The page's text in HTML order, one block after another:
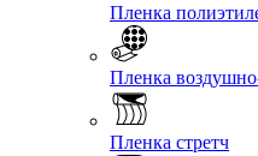
Пленка
Пленка
Пленка стретч